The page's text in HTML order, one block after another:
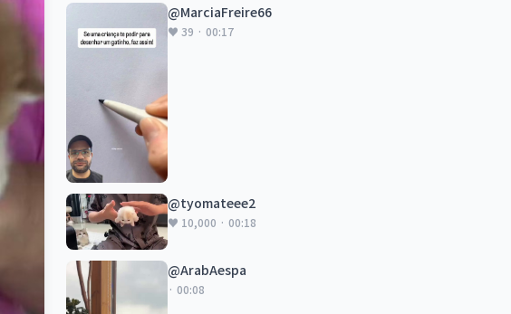
@MarciaFreire66
♥ 39 · 00:17
@tyomateee2
♥ 10,000 · 00:18
@ArabAespa
· 00:08